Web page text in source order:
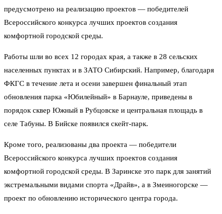
предусмотрено на реализацию проектов — победителей
Всероссийского конкурса лучших проектов создания
комфортной городской среды.
Работы шли во всех 12 городах края, а также в 28 сельских
населенных пунктах и в ЗАТО Сибирский. Например, благодаря
ФКГС в течение лета и осени завершен финальный этап
обновления парка «Юбилейный» в Барнауле, приведены в
порядок сквер Южный в Рубцовске и центральная площадь в
селе Табуны. В Бийске появился скейт-парк.
Кроме того, реализованы два проекта — победители
Всероссийского конкурса лучших проектов создания
комфортной городской среды. В Заринске это парк для занятий
экстремальными видами спорта «Драйв», а в Змеиногорске —
проект по обновлению исторического центра города.